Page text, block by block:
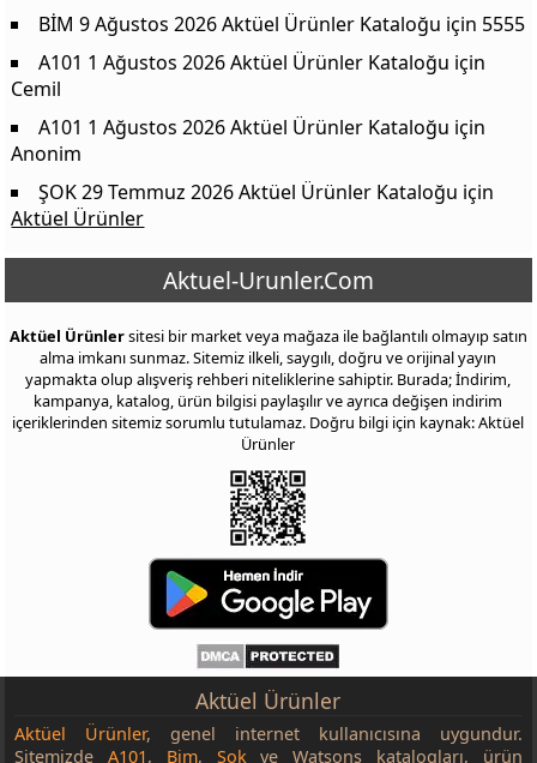
BİM 9 Ağustos 2026 Aktüel Ürünler Kataloğu için 5555
A101 1 Ağustos 2026 Aktüel Ürünler Kataloğu için
Cemil
A101 1 Ağustos 2026 Aktüel Ürünler Kataloğu için
Anonim
ŞOK 29 Temmuz 2026 Aktüel Ürünler Kataloğu için
Aktüel Ürünler
Aktuel-Urunler.Com
Aktüel Ürünlersitesi bir market veya mağaza ile bağlantılı olmayıp satın
alma imkanı sunmaz. Sitemiz ilkeli, saygılı, doğru ve orijinal yayın
yapmakta olup alışveriş rehberi niteliklerine sahiptir. Burada; İndirim,
kampanya, katalog, ürün bilgisi paylaşılır ve ayrıca değişen indirim
içeriklerinden sitemiz sorumlu tutulamaz. Doğru bilgi için kaynak: Aktüel
Ürünler
Aktüel Ürünler
Aktüel Ürünler, genel internet kullanıcısına uygundur.
SitemizdeA101, Bim, Şok ve Watsons katalogları, ürün